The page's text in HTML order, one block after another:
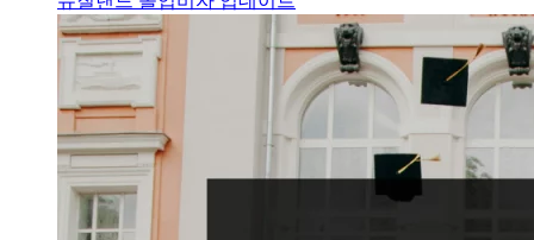
뉴질랜드 졸업비자 업데이트